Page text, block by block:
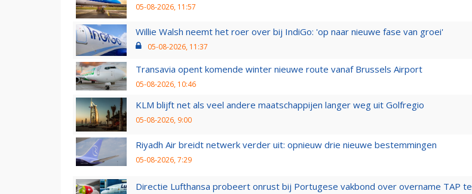
05-08-2026, 11:57
Willie Walsh neemt het roer over bij IndiGo: 'op naar nieuwe fase van groei'
05-08-2026, 11:37
Transavia opent komende winter nieuwe route vanaf Brussels Airport
05-08-2026, 10:46
KLM blijft net als veel andere maatschappijen langer weg uit Golfregio
05-08-2026, 9:00
Riyadh Air breidt netwerk verder uit: opnieuw drie nieuwe bestemmingen
05-08-2026, 7:29
Directie Lufthansa probeert onrust bij Portugese vakbond over overname TAP te